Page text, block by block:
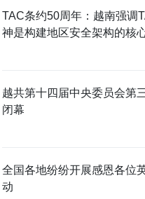
TAC条约50周年：越南强调
神是构建地区安全架构的核
越共第十四届中央委员会第
闭幕
全国各地纷纷开展感恩各位
动